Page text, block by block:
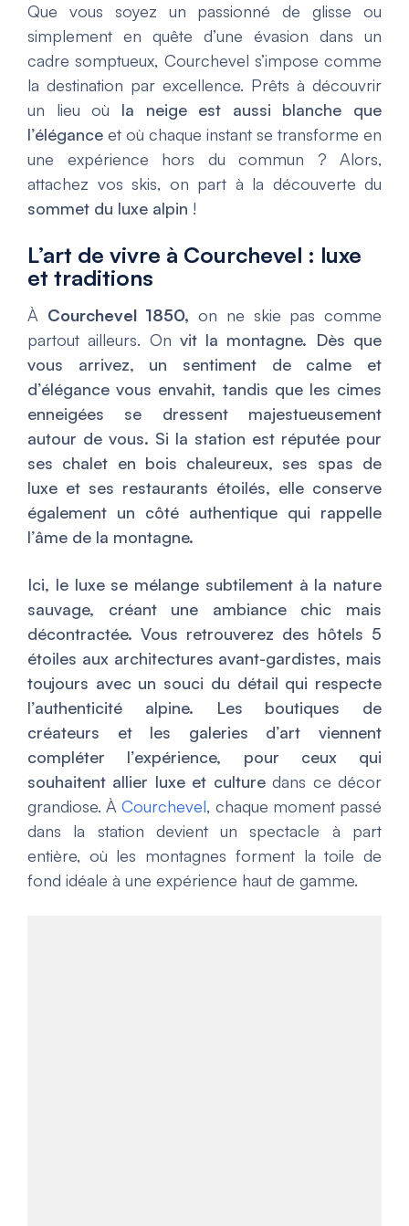
Que vous soyez un passionné de glisse ou
simplement en quête d’une évasion dans un
cadre somptueux, Courchevel s’impose comme
la destination par excellence. Prêts à découvrir
un lieu où la neige est aussi blanche que
l’élégance et où chaque instant se transforme en
une expérience hors du commun ? Alors,
attachez vos skis, on part à la découverte du
sommet du luxe alpin !
L’art de vivre à Courchevel : luxe
et traditions
À Courchevel 1850, on ne skie pas comme
partout ailleurs. On vit la montagne. Dès que
vous arrivez, un sentiment de calme et
d’élégance vous envahit, tandis que les cimes
enneigées se dressent majestueusement
autour de vous. Si la station est réputée pour
ses chalet en bois chaleureux, ses spas de
luxe et ses restaurants étoilés, elle conserve
également un côté authentique qui rappelle
l’âme de la montagne.
Ici, le luxe se mélange subtilement à la nature
sauvage, créant une ambiance chic mais
décontractée. Vous retrouverez des hôtels 5
étoiles aux architectures avant-gardistes, mais
toujours avec un souci du détail qui respecte
l’authenticité alpine. Les boutiques de
créateurs et les galeries d’art viennent
compléter l’expérience, pour ceux qui
souhaitent allier luxe et culturedans ce décor
grandiose. ÀCourchevel, chaque moment passé
dans la station devient un spectacle à part
entière, où les montagnes forment la toile de
fond idéale à une expérience haut de gamme.